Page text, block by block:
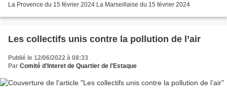
La Provence du 15 février 2024 La Marseillaise du 15 février 2024
Les collectifs unis contre la pollution de l’air
Publié le 12/06/2022 à 08:33
Par Comité d'Interet de Quartier de l'Estaque